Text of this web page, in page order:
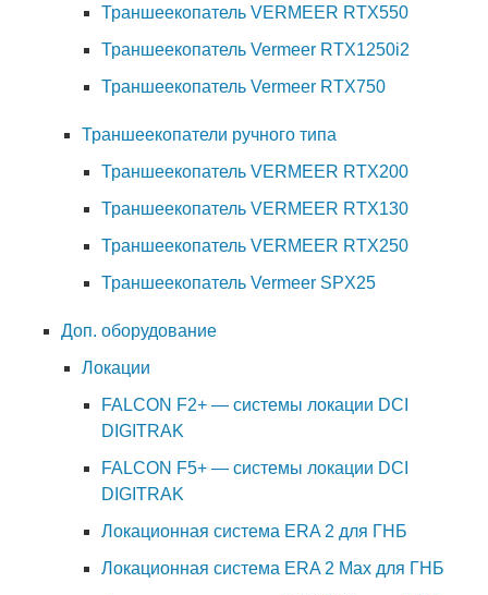
Траншеекопатель VERMEER RTX550
Траншеекопатель Vermeer RTX1250i2
Траншеекопатель Vermeer RTX750
Траншеекопатели ручного типа
Траншеекопатель VERMEER RTX200
Траншеекопатель VERMEER RTX130
Траншеекопатель VERMEER RTX250
Траншеекопатель Vermeer SPX25
Доп. оборудование
Локации
FALCON F2+ — системы локации DCI
DIGITRAK
FALCON F5+ — системы локации DCI
DIGITRAK
Локационная система ERA 2 для ГНБ
Локационная система ERA 2 Max для ГНБ